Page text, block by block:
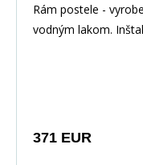
Rám postele -
vodným lakom.
371 EUR